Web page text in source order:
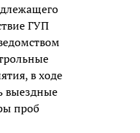
ГУП
в ходе
выездные
проб